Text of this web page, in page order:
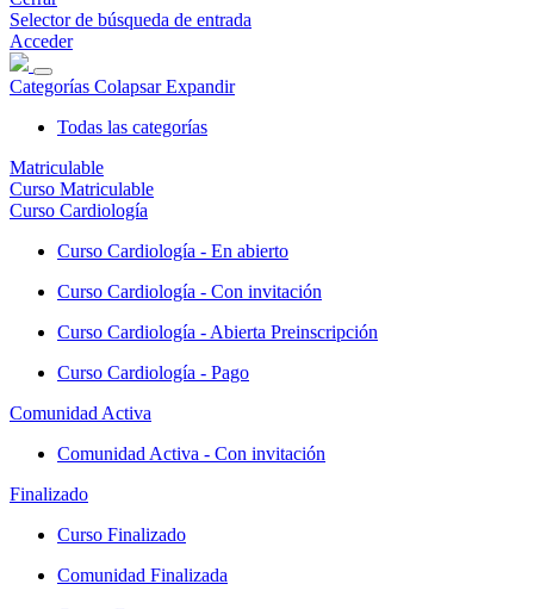
Selector de búsqueda de entrada
Acceder
Categorías ColapsarExpandir
Todas las categorías
Matriculable
Curso Matriculable
Curso Cardiología
Curso Cardiología - En abierto
Curso Cardiología - Con invitación
Curso Cardiología - Abierta Preinscripción
Curso Cardiología - Pago
Comunidad Activa
Comunidad Activa - Con invitación
Finalizado
Curso Finalizado
Comunidad Finalizada